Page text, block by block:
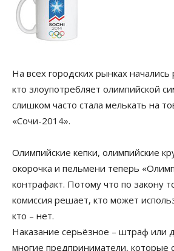
На всех городских рынках
кто злоупотребляет олимпийской
слишком часто стала мелькать на
«Сочи-2014».
Олимпийские кепки, олимпийские
окорочка и пельмени теперь
контрафакт. Потому что по закону
комиссия решает, кто может
кто – нет.
Наказание серьёзное – штраф или
многие предприниматели, которые